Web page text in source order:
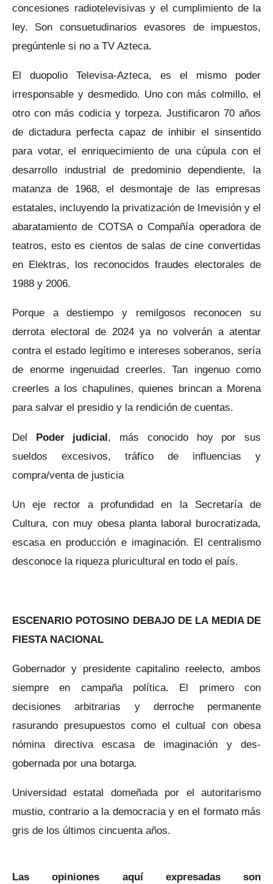
concesiones radiotelevisivas y el cumplimiento de la
ley. Son consuetudinarios evasores de impuestos,
pregúntenle si no a TV Azteca.
El duopolio Televisa-Azteca, es el mismo poder
irresponsable y desmedido. Uno con más colmillo, el
otro con más codicia y torpeza. Justificaron 70 años
de dictadura perfecta capaz de inhibir el sinsentido
para votar, el enriquecimiento de una cúpula con el
desarrollo industrial de predominio dependiente, la
matanza de 1968, el desmontaje de las empresas
estatales, incluyendo la privatización de Imevisión y el
abaratamiento de COTSA o Compañía operadora de
teatros, esto es cientos de salas de cine convertidas
en Elektras, los reconocidos fraudes electorales de
1988 y 2006.
Porque a destiempo y remilgosos reconocen su
derrota electoral de 2024 ya no volverán a atentar
contra el estado legítimo e intereses soberanos, sería
de enorme ingenuidad creerles. Tan ingenuo como
creerles a los chapulines, quienes brincan a Morena
para salvar el presidio y la rendición de cuentas.
Del Poder judicial, más conocido hoy por sus
sueldos excesivos, tráfico de influencias y
compra/venta de justicia
Un eje rector a profundidad en la Secretaría de
Cultura, con muy obesa planta laboral burocratizada,
escasa en producción e imaginación. El centralismo
desconoce la riqueza pluricultural en todo el país.
ESCENARIO POTOSINO DEBAJO DE LA MEDIA DE
FIESTA NACIONAL
Gobernador y presidente capitalino reelecto, ambos
siempre en campaña política. El primero con
decisiones arbitrarias y derroche permanente
rasurando presupuestos como el cultual con obesa
nómina directiva escasa de imaginación y des-
gobernada por una botarga.
Universidad estatal domeñada por el autoritarismo
mustio, contrario a la democracia y en el formato más
gris de los últimos cincuenta años.
Las opiniones aquí expresadas son